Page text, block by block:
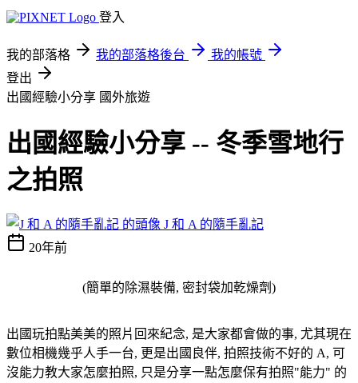
登入
我的部落格 我的部落格後台
我的帳號
登出
出國經驗小分享 國外旅遊
出國經驗小分享 -- 冬季雪地行
之拍照
J 和 A 的隨手亂記
20年前
(簡單的除濕裝備, 密封袋加乾燥劑)
出國玩拍點美美的照片回來紀念, 是大家都會做的事, 尤其現在
數位相機幾乎人手一台, 更是出國良伴, 拍照技術不好的 A, 可
沒能力教大家怎麼拍照, 只是分享一點怎麼保有拍照"能力" 的